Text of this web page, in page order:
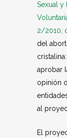
Sexual y
2/2010,
del
aprobar
opinión
al
El